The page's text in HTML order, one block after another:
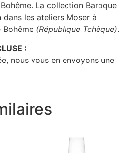
La collection Baroque
les ateliers Moser à
Bohême (République Tchèque).
:
nous vous en envoyons une